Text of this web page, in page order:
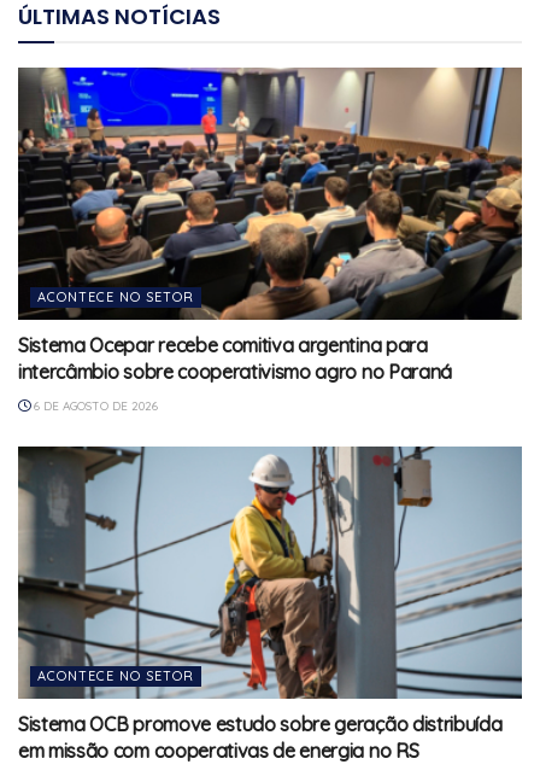
ÚLTIMAS NOTÍCIAS
ACONTECE NO SETOR
Sistema Ocepar recebe comitiva argentina para
intercâmbio sobre cooperativismo agro no Paraná
6 DE AGOSTO DE 2026
ACONTECE NO SETOR
Sistema OCB promove estudo sobre geração distribuída
em missão com cooperativas de energia no RS